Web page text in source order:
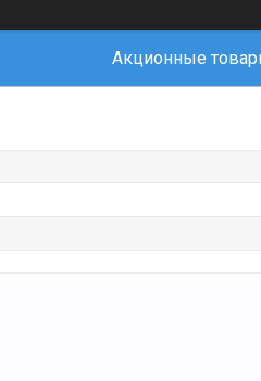
Акционные